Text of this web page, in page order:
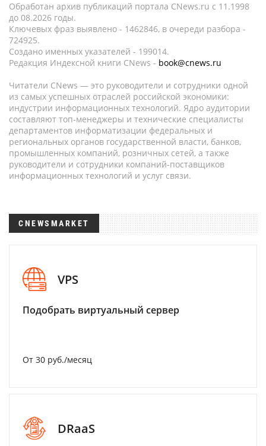
Обработан архив публикаций портала CNews.ru c 11.1998
до 08.2026 годы.
Ключевых фраз выявлено - 1462846, в очереди разбора -
724925.
Создано именных указателей - 199014.
Редакция Индексной книги CNews - book@cnews.ru
Читатели CNews — это руководители и сотрудники одной
из самых успешных отраслей российской экономики:
индустрии информационных технологий. Ядро аудитории
составляют топ-менеджеры и технические специалисты
департаментов информатизации федеральных и
региональных органов государственной власти, банков,
промышленных компаний, розничных сетей, а также
руководители и сотрудники компаний-поставщиков
информационных технологий и услуг связи.
CNEWSMARKET
VPS
Подобрать виртуальный сервер
От 30 руб./месяц
DRaaS